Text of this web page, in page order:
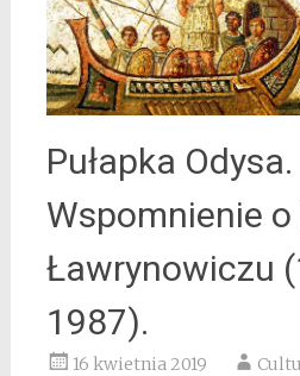
Pułapka Odysa.
Wspomnienie
Ławrynowiczu
1987).
16 kwietnia 2019